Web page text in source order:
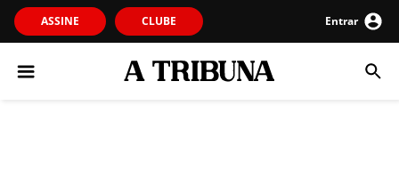
ASSINE CLUBE Entrar